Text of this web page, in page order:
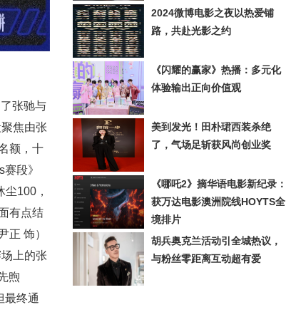
张驰与
焦由张
额，十
段》
100，
有点结
正 饰）
上的张
煦
最终通
2024微博电影之夜以热爱铺
路，共赴光影之约
《闪耀的赢家》热播：多元化
体验输出正向价值观
美到发光！田朴珺西装杀绝
了，气场足斩获风尚创业奖
《哪吒2》摘华语电影新纪录：
获万达电影澳洲院线HOYTS全
境排片
胡兵奥克兰活动引全城热议，
与粉丝零距离互动超有爱